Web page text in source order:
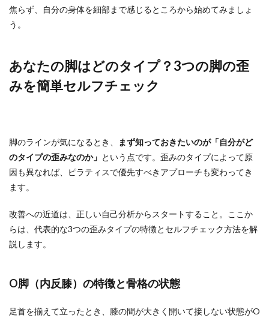
焦らず、自分の身体を細部まで感じるところから始めてみましょ
う。
あなたの脚はどのタイプ？3つの脚の歪
みを簡単セルフチェック
脚のラインが気になるとき、
まず知っておきたいのが「自分がど
のタイプの歪みなのか」 という点です。歪みのタイプによって原
因も異なれば、ピラティスで優先すべきアプローチも変わってき
ます。
改善への近道は、正しい自己分析からスタートすること。ここか
らは、代表的な3つの歪みタイプの特徴とセルフチェック方法を解
説します。
O脚（内反膝）の特徴と骨格の状態
足首を揃えて立ったとき、膝の間が大きく開いて接しない状態がO